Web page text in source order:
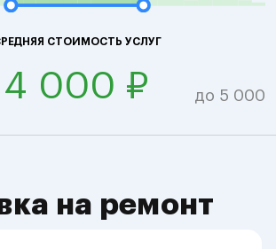
СТОИМОСТЬ УСЛУГ
4 000 ₽ до 5 000
на ремонт